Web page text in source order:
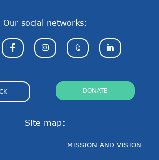
Site map:
MISSION AND VISION
Our social networks:
DONATE